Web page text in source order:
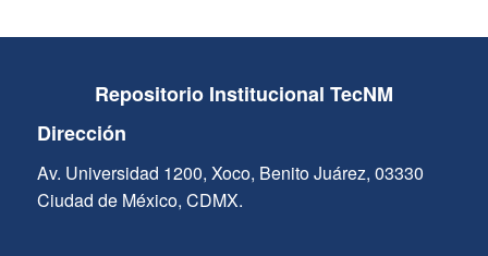
Repositorio Institucional TecNM
Dirección
Av. Universidad 1200, Xoco, Benito Juárez, 03330
Ciudad de México, CDMX.